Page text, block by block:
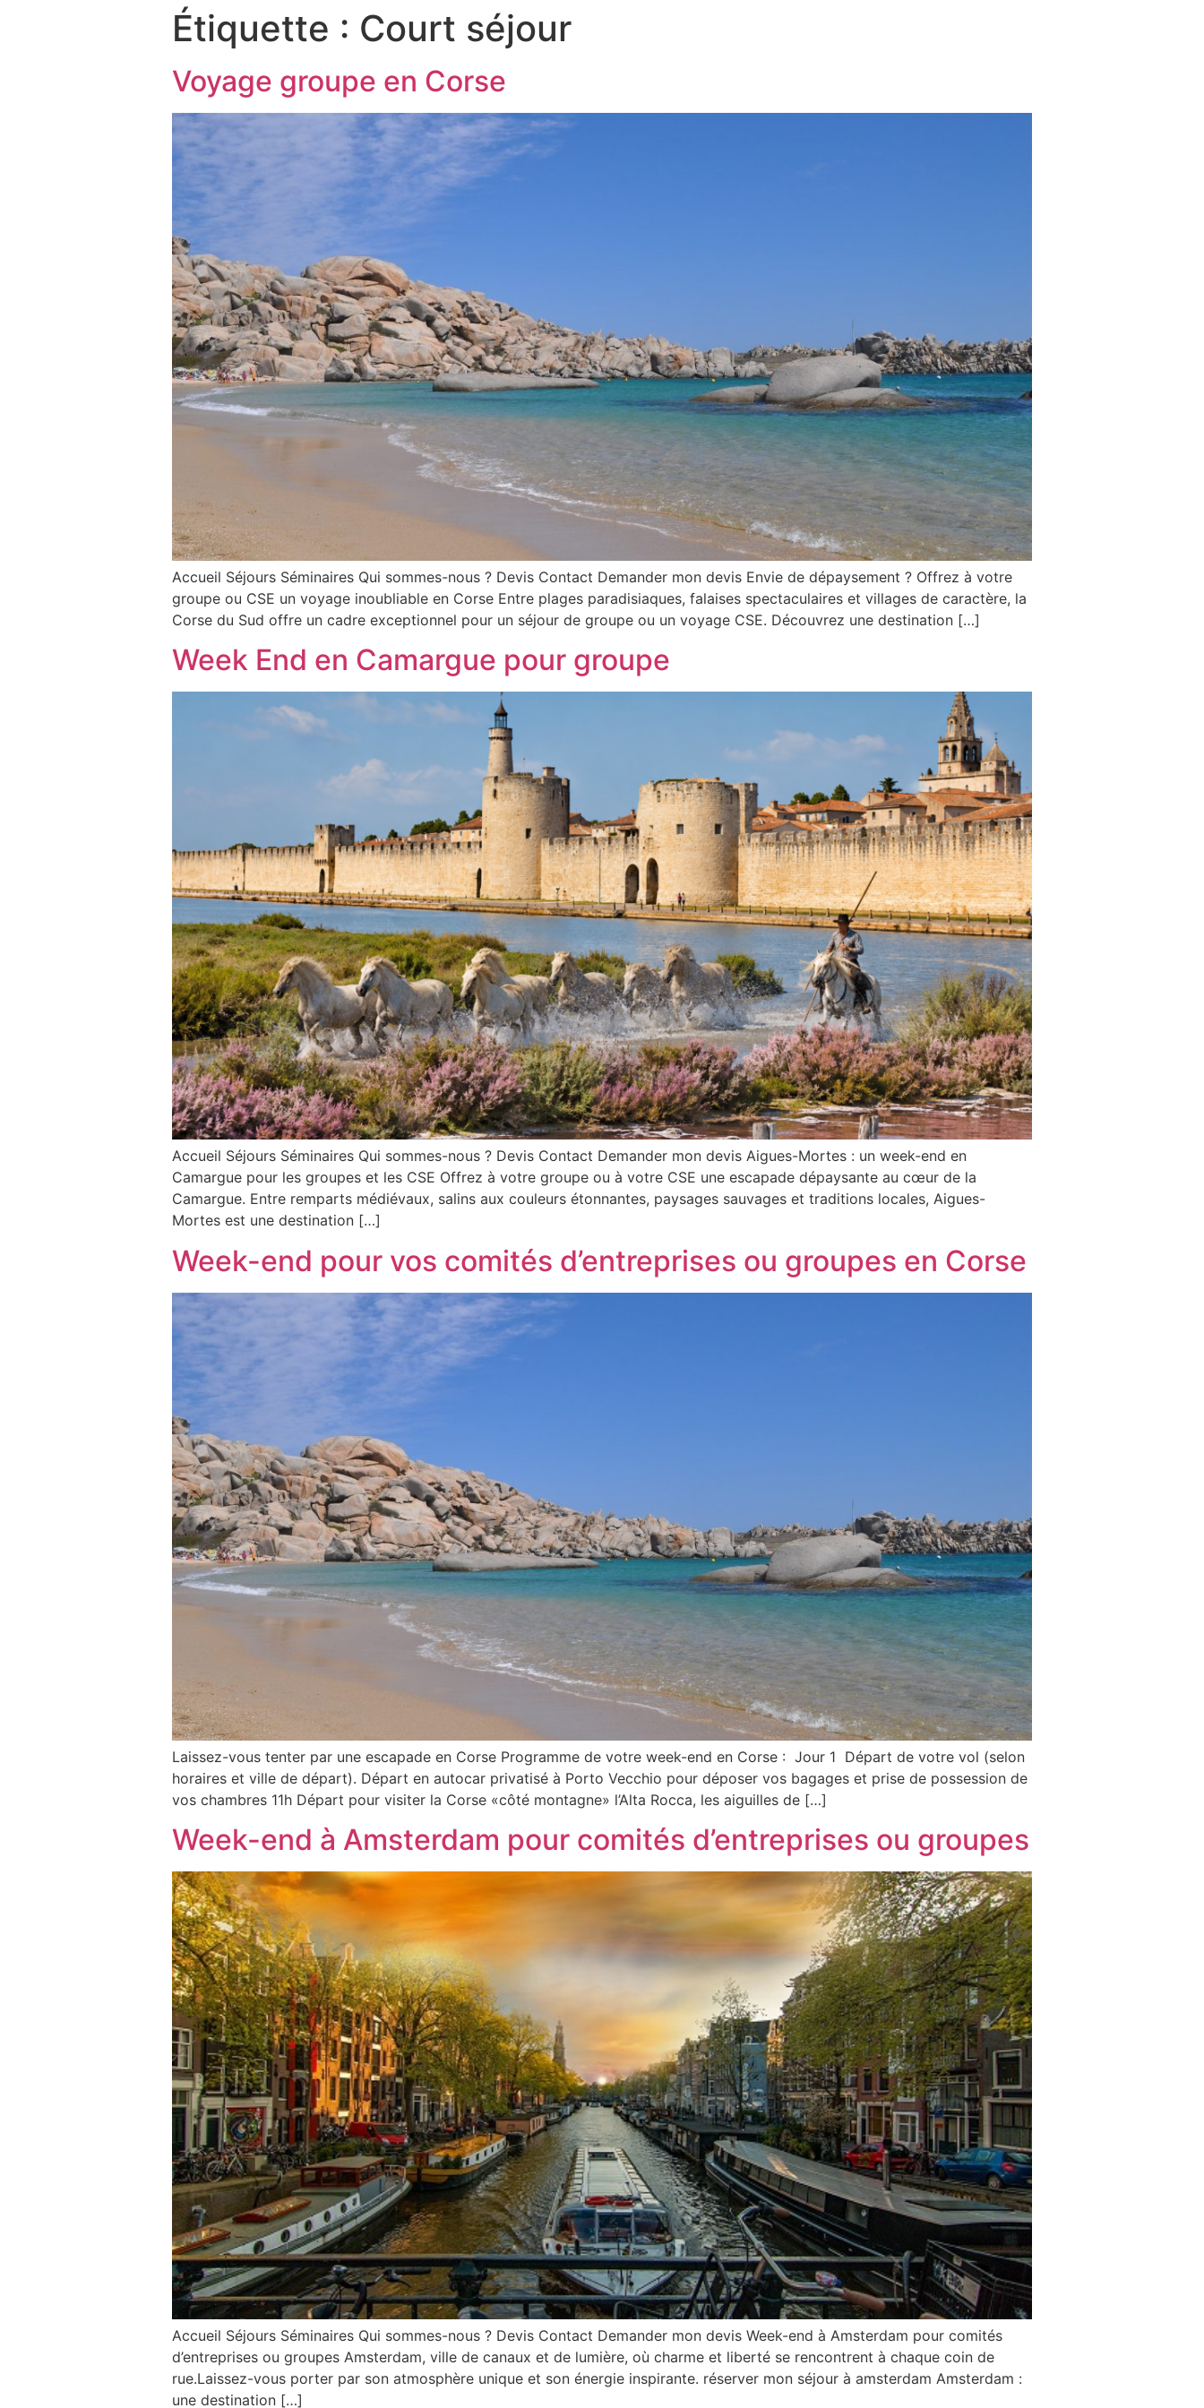
Étiquette : Court séjour
Voyage groupe en Corse
Accueil Séjours Séminaires Qui sommes-nous ? Devis Contact Demander mon devis Envie de dépaysement ? Offrez à votre
groupe ou CSE un voyage inoubliable en Corse Entre plages paradisiaques, falaises spectaculaires et villages de caractère, la
Corse du Sud offre un cadre exceptionnel pour un séjour de groupe ou un voyage CSE. Découvrez une destination […]
Week End en Camargue pour groupe
Accueil Séjours Séminaires Qui sommes-nous ? Devis Contact Demander mon devis Aigues-Mortes : un week-end en
Camargue pour les groupes et les CSE Offrez à votre groupe ou à votre CSE une escapade dépaysante au cœur de la
Camargue. Entre remparts médiévaux, salins aux couleurs étonnantes, paysages sauvages et traditions locales, Aigues-
Mortes est une destination […]
Week-end pour vos comités d’entreprises ou groupes en Corse
Laissez-vous tenter par une escapade en Corse Programme de votre week-end en Corse : Jour 1 Départ de votre vol (selon
horaires et ville de départ). Départ en autocar privatisé à Porto Vecchio pour déposer vos bagages et prise de possession de
vos chambres 11h Départ pour visiter la Corse «côté montagne» l’Alta Rocca, les aiguilles de […]
Week-end à Amsterdam pour comités d’entreprises ou groupes
Accueil Séjours Séminaires Qui sommes-nous ? Devis Contact Demander mon devis Week-end à Amsterdam pour comités
d’entreprises ou groupes Amsterdam, ville de canaux et de lumière, où charme et liberté se rencontrent à chaque coin de
rue.Laissez-vous porter par son atmosphère unique et son énergie inspirante. réserver mon séjour à amsterdam Amsterdam :
une destination […]